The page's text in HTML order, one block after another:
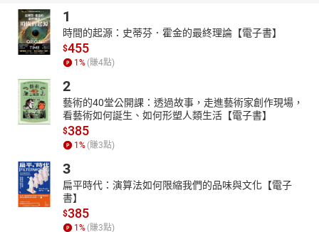
優先次序就此重新排列。
2016年創立「Bo Bonny啵啵妮」台灣原創IP圖像親子文創品牌，
2018年受邀「香港、東京國際授權展」，2019年出版繪本《假裝去
睡覺：啵啵妮晚安》。
FB粉絲專頁：「小肺人的半肺人生」
謝子瓔／文字
1983年出生於高雄市，從事社工15年，看盡了人生百態，加上很想
把基督教信仰的精神實踐出來，2020年決定跨出舒適圈，毅然決然
的離職，開始冒險、探尋，展開這未知的人生旅程。
曾與同事們合著《合作父母與親子會面── 一群本土社工的看見》一
書，2019年曾獲「台北市優良社會工作專業人員──樂在其中」獎
項。
【朗讀者簡介】
1
時間的起源：史蒂芬．霍金的最終理論【電子書】
$455
1 % (賺4點)
2
藝術的40堂公開課：透過故事，走進藝術家創作現場，
看藝術如何誕生、如何形塑人類生活【電子書】
$385
1 % (賺3點)
3
扁平時代：演算法如何限縮我們的品味與文化【電子
書】
$385
1 % (賺3點)